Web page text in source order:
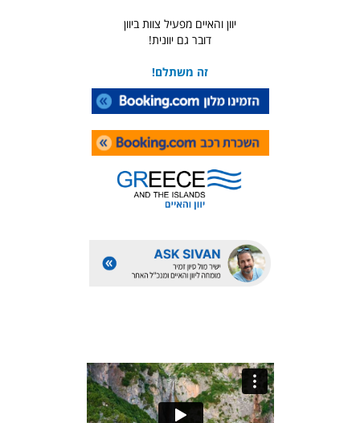
יוון והאיים מפעיל צוות ביוון
דובר גם יוונית!
זה משתלם!